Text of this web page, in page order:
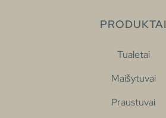
PRODUKTAI
Tualetai
Maišytuvai
Praustuvai